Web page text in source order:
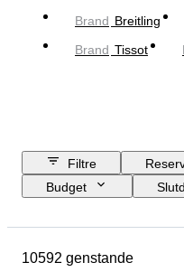
Brand Breitling
Brand Tissot
Filtre
Budget
Oprindelsesland
10592 genstande